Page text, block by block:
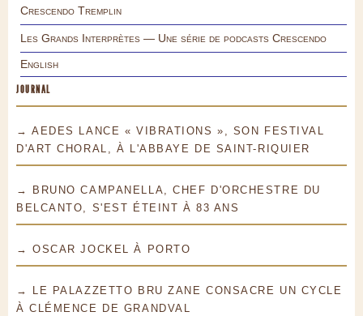
Crescendo Tremplin
Les Grands Interprètes — Une série de podcasts Crescendo
English
JOURNAL
→ AEDES LANCE « VIBRATIONS », SON FESTIVAL
D'ART CHORAL, À L'ABBAYE DE SAINT-RIQUIER
→ BRUNO CAMPANELLA, CHEF D'ORCHESTRE DU
BELCANTO, S'EST ÉTEINT À 83 ANS
→ OSCAR JOCKEL À PORTO
→ LE PALAZZETTO BRU ZANE CONSACRE UN CYCLE
À CLÉMENCE DE GRANDVAL